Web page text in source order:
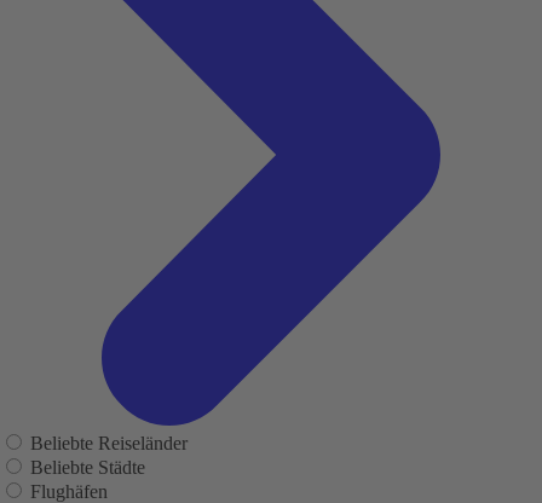
Beliebte Reiseländer
Beliebte Städte
Flughäfen